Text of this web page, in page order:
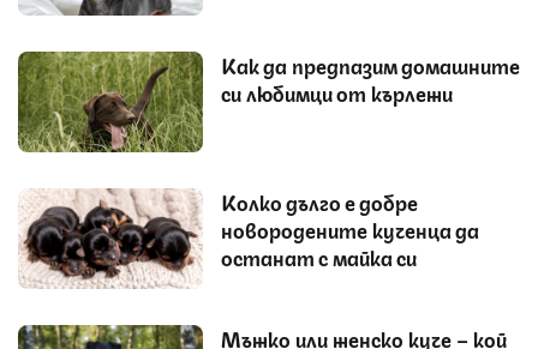
Как да предпазим домашните
си любимци от кърлежи
Колко дълго е добре
новородените кученца да
останат с майка си
Мъжко или женско куче – кой